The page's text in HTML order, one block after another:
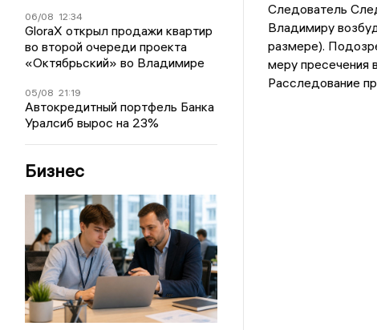
06/08 12:34
GloraX открыл продажи квартир
во второй очереди проекта
«Октябрьский» во Владимире
05/08 21:19
Автокредитный портфель Банка
Уралсиб вырос на 23%
Бизнес
Следователь
Владимиру
размере).
меру пресечения
Расследование